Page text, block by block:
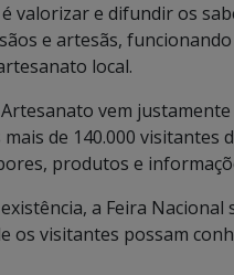
valorizar e difundir os
e artesãs,
local.
Artesanato vem
de 140.000
produtos e
a Feira
os visitantes possam